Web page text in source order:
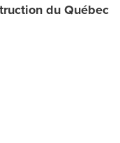
du Québec